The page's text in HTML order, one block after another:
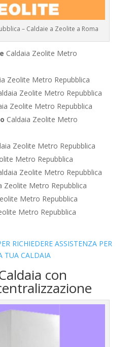
– Caldaie a Zeolite a Roma
Caldaia Zeolite Metro
Zeolite Metro Repubblica
Zeolite Metro Repubblica
Zeolite Metro Repubblica
Caldaia Zeolite Metro
Zeolite Metro Repubblica
Metro Repubblica
Zeolite Metro Repubblica
Zeolite Metro Repubblica
Metro Repubblica
Metro Repubblica
RICHIEDERE ASSISTENZA PER
TUA CALDAIA
con